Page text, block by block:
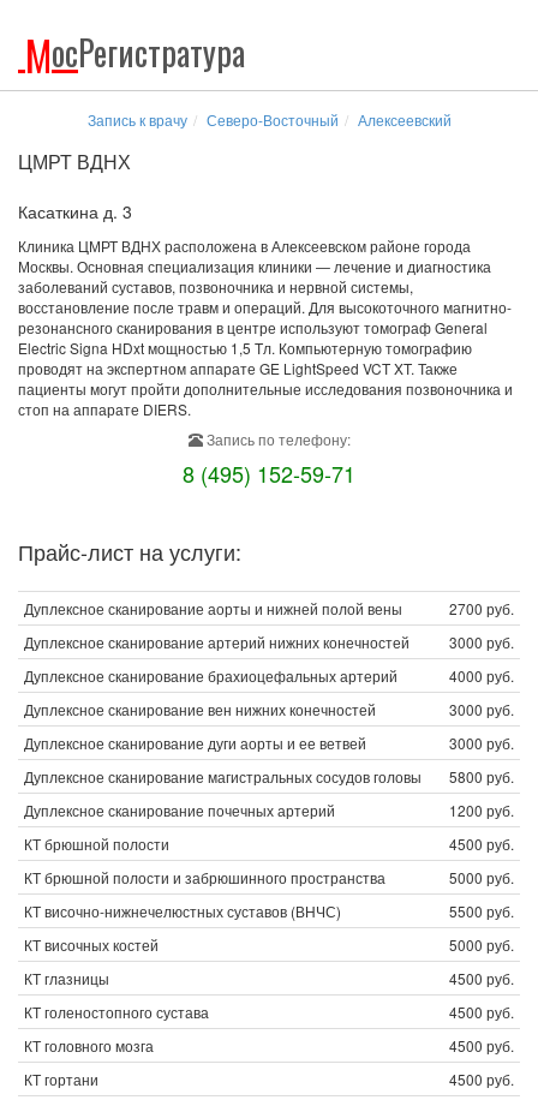
МосРегистратура
Запись к врачу Северо-Восточный Алексеевский
ЦМРТ ВДНХ
Касаткина д. 3
Клиника ЦМРТ ВДНХ расположена в Алексеевском районе города
Москвы. Основная специализация клиники — лечение и диагностика
заболеваний суставов, позвоночника и нервной системы,
восстановление после травм и операций. Для высокоточного магнитно-
резонансного сканирования в центре используют томограф General
Electric Signa HDxt мощностью 1,5 Tл. Компьютерную томографию
проводят на экспертном аппарате GE LightSpeed VCT XT. Также
пациенты могут пройти дополнительные исследования позвоночника и
стоп на аппарате DIERS.
Запись по телефону:
8 (495) 152-59-71
Прайс-лист на услуги:
Дуплексное сканирование аорты и нижней полой вены
2700 руб.
Дуплексное сканирование артерий нижних конечностей
3000 руб.
Дуплексное сканирование брахиоцефальных артерий
4000 руб.
Дуплексное сканирование вен нижних конечностей
3000 руб.
Дуплексное сканирование дуги аорты и ее ветвей
3000 руб.
Дуплексное сканирование магистральных сосудов головы
5800 руб.
Дуплексное сканирование почечных артерий
1200 руб.
КТ брюшной полости
4500 руб.
КТ брюшной полости и забрюшинного пространства
5000 руб.
КТ височно-нижнечелюстных суставов (ВНЧС)
5500 руб.
КТ височных костей
5000 руб.
КТ глазницы
4500 руб.
КТ голеностопного сустава
4500 руб.
КТ головного мозга
4500 руб.
КТ гортани
4500 руб.